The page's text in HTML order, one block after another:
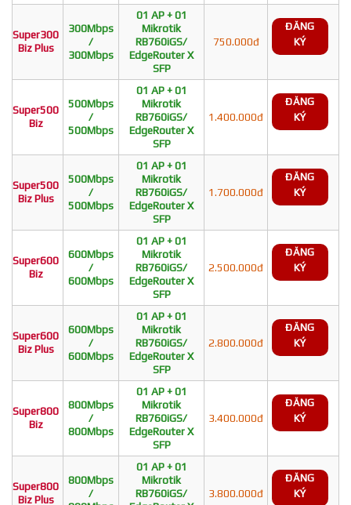
Super300
Biz Plus
300Mbps
/
300Mbps
01 AP + 01
Mikrotik
RB760iGS/
EdgeRouter X
SFP
750.000đ
ĐĂNG
KÝ
Super500
Biz
500Mbps
/
500Mbps
01 AP + 01
Mikrotik
RB760iGS/
EdgeRouter X
SFP
1.400.000đ
ĐĂNG
KÝ
Super500
Biz Plus
500Mbps
/
500Mbps
01 AP + 01
Mikrotik
RB760iGS/
EdgeRouter X
SFP
1.700.000đ
ĐĂNG
KÝ
Super600
Biz
600Mbps
/
600Mbps
01 AP + 01
Mikrotik
RB760iGS/
EdgeRouter X
SFP
2.500.000đ
ĐĂNG
KÝ
Super600
Biz Plus
600Mbps
/
600Mbps
01 AP + 01
Mikrotik
RB760iGS/
EdgeRouter X
SFP
2.800.000đ
ĐĂNG
KÝ
Super800
Biz
800Mbps
/
800Mbps
01 AP + 01
Mikrotik
RB760iGS/
EdgeRouter X
SFP
3.400.000đ
ĐĂNG
KÝ
Super800
Biz Plus
800Mbps
/
01 AP + 01
Mikrotik
RB760iGS/
3.800.000đ
ĐĂNG
KÝ